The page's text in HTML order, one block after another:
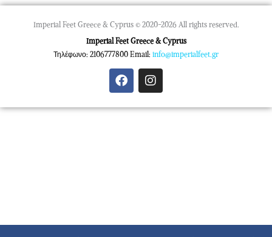
Imperial Feet Greece & Cyprus © 2020-2026 All rights reserved.
Imperial Feet Greece & Cyprus
Τηλέφωνο: 2106777800 Email: info@imperialfeet.gr
F
a
e
I
n
t